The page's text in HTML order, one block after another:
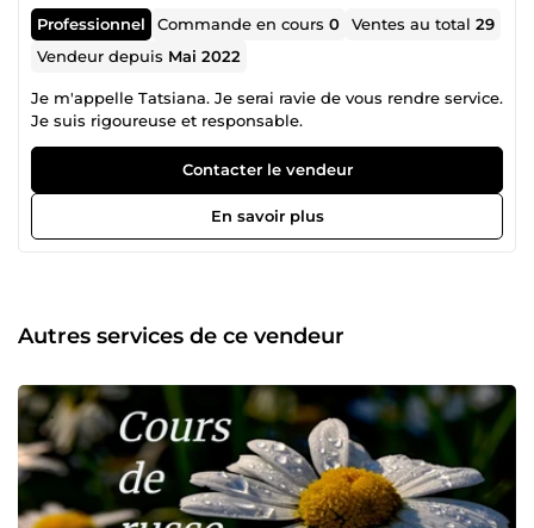
Professionnel Commande en cours0 Ventes au total29
Vendeur depuis Mai 2022
Je m'appelle Tatsiana. Je serai ravie de vous rendre service.
Je suis rigoureuse et responsable.
Contacter le vendeur
En savoir plus
Autres services de ce vendeur